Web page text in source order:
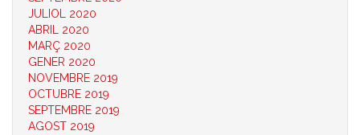
JULIOL 2020
ABRIL 2020
MARÇ 2020
GENER 2020
NOVEMBRE 2019
OCTUBRE 2019
SEPTEMBRE 2019
AGOST 2019